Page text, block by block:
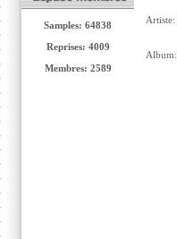
Samples: 64838
Reprises: 4009
Membres: 2589
Artiste:
Album: